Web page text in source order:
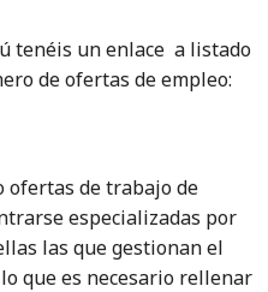
tenéis un enlace a listado
de ofertas de empleo:
ofertas de trabajo de
especializadas por
las que gestionan el
que es necesario rellenar